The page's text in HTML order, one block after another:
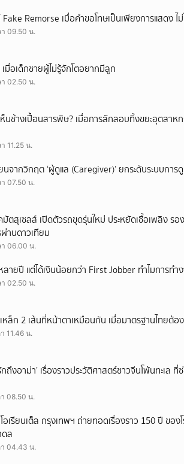
Remorse เมื่อคำขอโทษเป็นเพียงการแสดง ไ
า 09.50 น.
มื่อเด็กชายผู้ไม่รู้จักโตอยากมีลูก
า 02.50 น.
ห็นช้างเปื้อนสารพิษ? เมื่อการลักลอบทิ้งขยะอุตสา
11.25 น.
จากวิกฤต ‘ผู้ดูแล (Caregiver)’ ยกระดับระบบการดู
07.50 น.
มัตสุเซลส์ เปิดตัวรถขุดรุ่นใหม่ ประหยัดเชื้อเพลิง ร
านดาวเทียม
า 06.00 น.
ลายปี แต่ได้เงินน้อยกว่า First Jobber ทำไมการทำ
า 02.50 น.
เหล็ก 2 เส้นที่หน้าตาเหมือนกัน เมื่อมาตรฐานไทยต้
11.46 น.
ถึงอาม่า’ เรื่องราวประวัติศาสตร์ชาวจีนโพ้นทะเล
08.50 น.
อเรียนเต็ล กรุงเทพฯ ถ่ายทอดเรื่องราว 150 ปี ขอ
ดล
า 04.43 น.